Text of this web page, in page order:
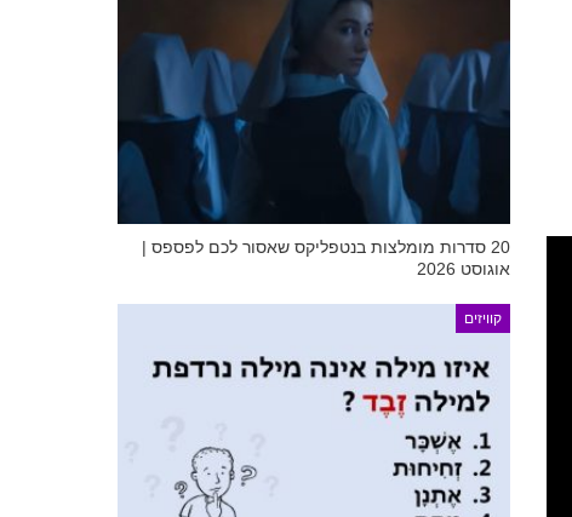
20 סדרות מומלצות בנטפליקס שאסור לכם לפספס |
אוגוסט 2026
קוויזים